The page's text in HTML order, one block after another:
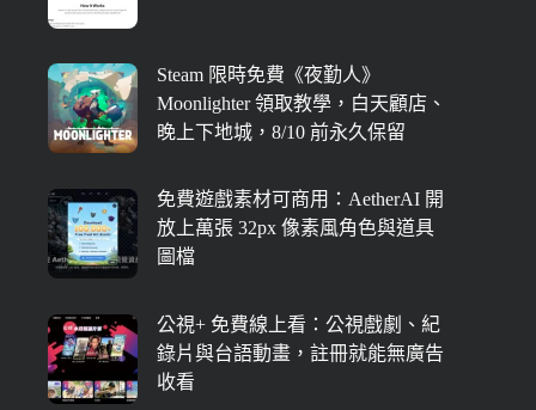
Steam 限時免費《夜勤人》
Moonlighter 領取教學，白天顧店、
晚上下地城，8/10 前永久保留
免費遊戲素材可商用：AetherAI 開
放上萬張 32px 像素風角色與道具
圖檔
公視+ 免費線上看：公視戲劇、紀
錄片與台語動畫，註冊就能無廣告
收看